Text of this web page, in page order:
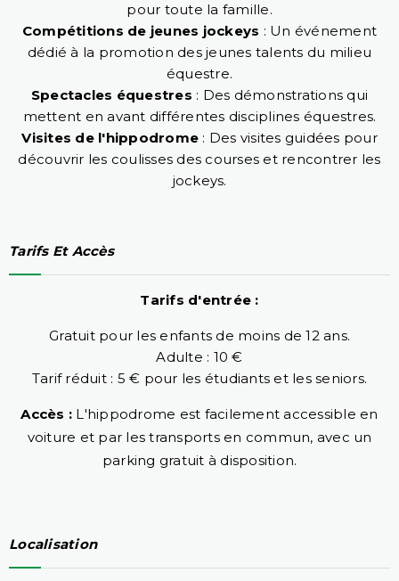
pour toute la famille.
Compétitions de jeunes jockeys : Un événement
dédié à la promotion des jeunes talents du milieu
équestre.
Spectacles équestres : Des démonstrations qui
mettent en avant différentes disciplines équestres.
Visites de l'hippodrome : Des visites guidées pour
découvrir les coulisses des courses et rencontrer les
jockeys.
Tarifs Et Accès
Tarifs d'entrée :
Gratuit pour les enfants de moins de 12 ans.
Adulte : 10 €
Tarif réduit : 5 € pour les étudiants et les seniors.
Accès : L'hippodrome est facilement accessible en
voiture et par les transports en commun, avec un
parking gratuit à disposition.
Localisation